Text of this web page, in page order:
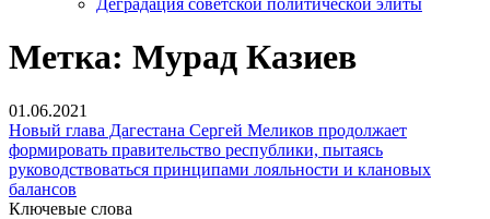
Деградация советской политической элиты
Метка: Мурад Казиев
01.06.2021
Новый глава Дагестана Сергей Меликов продолжает
формировать правительство республики, пытаясь
руководствоваться принципами лояльности и клановых
балансов
Ключевые слова